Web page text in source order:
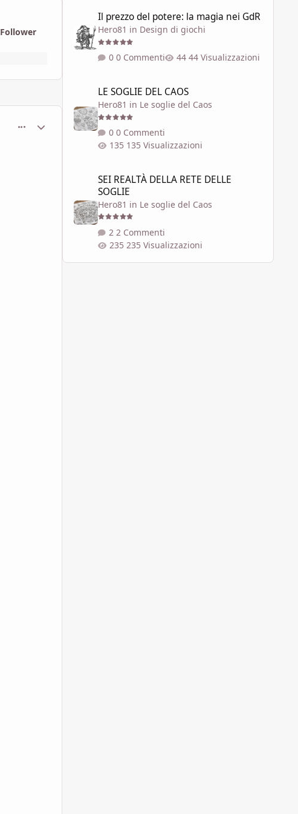
Follower
comment_1784159
Statistiche Autore
Il prezzo del potere: la magia nei GdR
Hero81 in Design di giochi
0 Commenti 44 Visualizzazioni
LE SOGLIE DEL CAOS
Hero81 in Le soglie del Caos
0 Commenti
135 Visualizzazioni
SEI REALTÀ DELLA RETE DELLE
SOGLIE
Hero81 in Le soglie del Caos
2 Commenti
235 Visualizzazioni